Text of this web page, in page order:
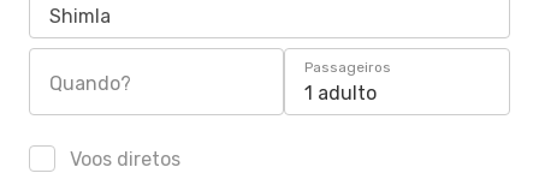
Shimla
Quando?
Passageiros
1 adulto
Voos diretos